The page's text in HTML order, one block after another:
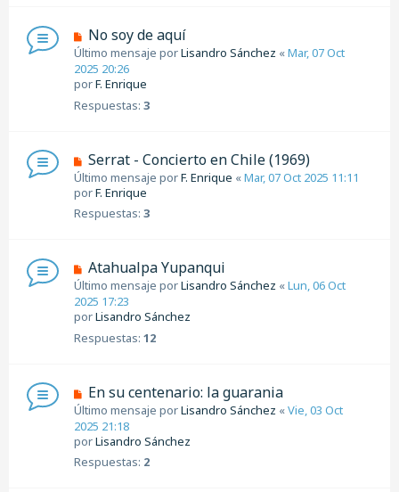
No soy de aquí
Último mensaje porLisandro Sánchez «Mar, 07 Oct
2025 20:26
porF. Enrique
Respuestas: 3
Serrat - Concierto en Chile (1969)
Último mensaje porF. Enrique «Mar, 07 Oct 2025 11:11
porF. Enrique
Respuestas: 3
Atahualpa Yupanqui
Último mensaje porLisandro Sánchez «Lun, 06 Oct
2025 17:23
porLisandro Sánchez
Respuestas: 12
En su centenario: la guarania
Último mensaje porLisandro Sánchez «Vie, 03 Oct
2025 21:18
porLisandro Sánchez
Respuestas: 2